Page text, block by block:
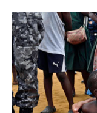
© UN Photo